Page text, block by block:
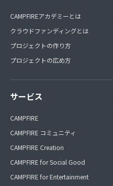
CAMPFIREアカデミーとは
クラウドファンディングとは
プロジェクトの作り方
プロジェクトの広め方
サービス
CAMPFIRE
CAMPFIRE コミュニティ
CAMPFIRE Creation
CAMPFIRE for Social Good
CAMPFIRE for Entertainment